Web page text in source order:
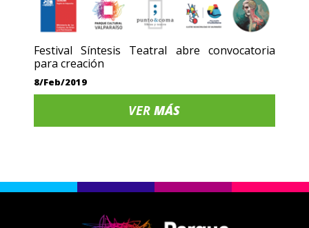
Festival Síntesis Teatral abre convocatoria
para creación
8/Feb/2019
VERMÁS